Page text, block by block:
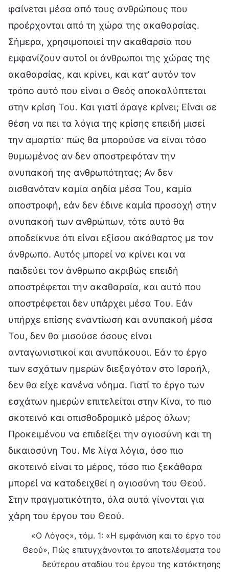
φαίνεται μέσα από τους ανθρώπους που
προέρχονται από τη χώρα της ακαθαρσίας.
Σήμερα, χρησιμοποιεί την ακαθαρσία που
εμφανίζουν αυτοί οι άνθρωποι της χώρας της
ακαθαρσίας, και κρίνει, και κατ’ αυτόν τον
τρόπο αυτό που είναι ο Θεός αποκαλύπτεται
στην κρίση Του. Και γιατί άραγε κρίνει; Είναι σε
θέση να πει τα λόγια της κρίσης επειδή μισεί
την αμαρτία· πώς θα μπορούσε να είναι τόσο
θυμωμένος αν δεν αποστρεφόταν την
ανυπακοή της ανθρωπότητας; Αν δεν
αισθανόταν καμία αηδία μέσα Του, καμία
αποστροφή, εάν δεν έδινε καμία προσοχή στην
ανυπακοή των ανθρώπων, τότε αυτό θα
αποδείκνυε ότι είναι εξίσου ακάθαρτος με τον
άνθρωπο. Αυτός μπορεί να κρίνει και να
παιδεύει τον άνθρωπο ακριβώς επειδή
αποστρέφεται την ακαθαρσία, και αυτό που
αποστρέφεται δεν υπάρχει μέσα Του. Εάν
υπήρχε επίσης εναντίωση και ανυπακοή μέσα
Του, δεν θα μισούσε όσους είναι
ανταγωνιστικοί και ανυπάκουοι. Εάν το έργο
των εσχάτων ημερών διεξαγόταν στο Ισραήλ,
δεν θα είχε κανένα νόημα. Γιατί το έργο των
εσχάτων ημερών επιτελείται στην Κίνα, το πιο
σκοτεινό και οπισθοδρομικό μέρος όλων;
Προκειμένου να επιδείξει την αγιοσύνη και τη
δικαιοσύνη Του. Με λίγα λόγια, όσο πιο
σκοτεινό είναι το μέρος, τόσο πιο ξεκάθαρα
μπορεί να καταδειχθεί η αγιοσύνη του Θεού.
Στην πραγματικότητα, όλα αυτά γίνονται για
χάρη του έργου του Θεού.
«Ο Λόγος», τόμ. 1: «Η εμφάνιση και το έργο του
Θεού», Πώς επιτυγχάνονται τα αποτελέσματα του
δεύτερου σταδίου του έργου της κατάκτησης